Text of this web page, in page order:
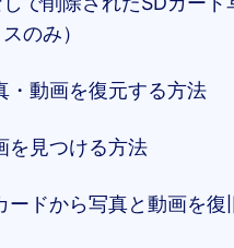
のみ）
・動画を復元する方法
を見つける方法
ドから写真と動画を復